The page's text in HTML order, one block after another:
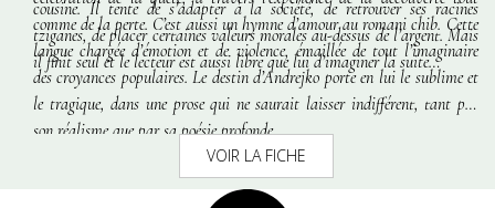
cousine. Il tente de s’adapter à la société, de retrouver ses racines
tziganes, de placer certaines valeurs morales au-dessus de l’argent. Mais
il finit seul et le lecteur est aussi libre que lui d’imaginer la suite…
comme de la perte. C’est aussi un hymne d’amour au romani chib. Cette
langue chargée d’émotion et de violence, émaillée de tout l’imaginaire
des croyances populaires. Le destin d’Andrejko porte en lui le sublime et
le tragique, dans une prose qui ne saurait laisser indifférent, tant par
son réalisme que par sa poésie profonde.
VOIR LA FICHE